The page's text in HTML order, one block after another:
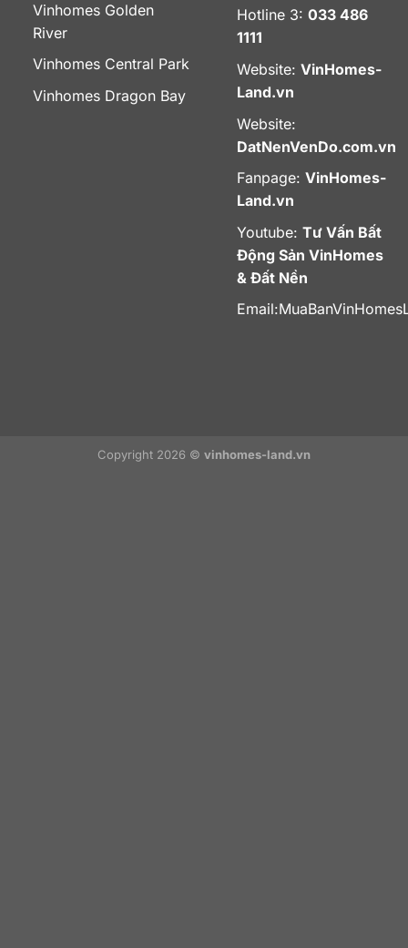
Vinhomes Golden
River
Vinhomes Central Park
Vinhomes Dragon Bay
Hotline 3: 033 486
1111
Website: VinHomes-
Land.vn
Website:
DatNenVenDo.com.vn
Fanpage: VinHomes-
Land.vn
Youtube: Tư Vấn Bất
Động Sản VinHomes
& Đất Nền
Email:
Copyright 2026 © vinhomes-land.vn